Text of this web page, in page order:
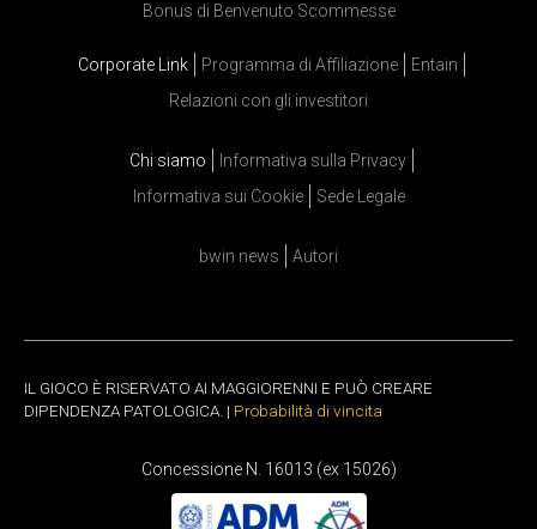
Bonus di Benvenuto Scommesse
Corporate Link Programma di Affiliazione
Entain
Relazioni con gli investitori
Chi siamo
Informativa sulla Privacy
Informativa sui Cookie
Sede Legale
bwin news Autori
IL GIOCO È RISERVATO AI MAGGIORENNI E PUÒ CREARE
DIPENDENZA PATOLOGICA. | Probabilità di vincita
Concessione N. 16013 (ex 15026)